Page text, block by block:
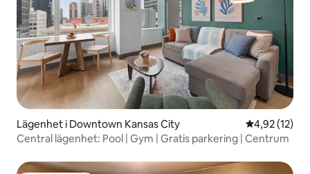
Lägenhet i Downtown Kansas City 4,92 av 5 i
4,92 (12)
Central lägenhet: Pool | Gym | Gratis parkering | Centrum